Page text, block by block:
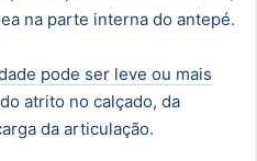
na parte interna do antepé.
pode ser leve ou mais
atrito no calçado, da
da articulação.